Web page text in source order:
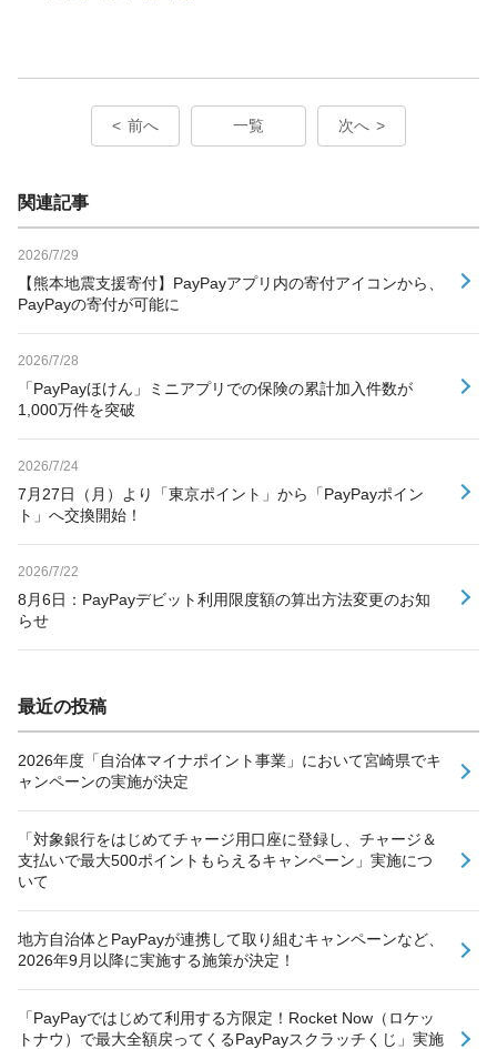
前へ 一覧 次へ
関連記事
2026/7/29
【熊本地震支援寄付】PayPayアプリ内の寄付アイコンから、
PayPayの寄付が可能に
2026/7/28
「PayPayほけん」ミニアプリでの保険の累計加入件数が
1,000万件を突破
2026/7/24
7月27日（月）より「東京ポイント」から「PayPayポイン
ト」へ交換開始！
2026/7/22
8月6日：PayPayデビット利用限度額の算出方法変更のお知
らせ
最近の投稿
2026年度「自治体マイナポイント事業」において宮崎県でキ
ャンペーンの実施が決定
「対象銀行をはじめてチャージ用口座に登録し、チャージ＆
支払いで最大500ポイントもらえるキャンペーン」実施につ
いて
地方自治体とPayPayが連携して取り組むキャンペーンなど、
2026年9月以降に実施する施策が決定！
「PayPayではじめて利用する方限定！Rocket Now（ロケッ
トナウ）で最大全額戻ってくるPayPayスクラッチくじ」実施